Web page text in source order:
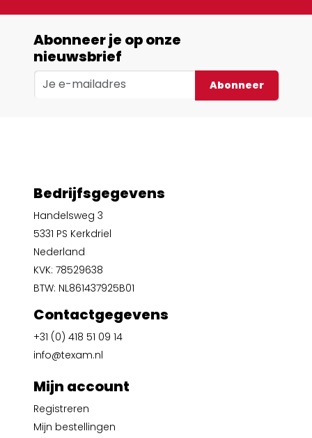
Abonneer je op onze
nieuwsbrief
Abonneer
Bedrijfsgegevens
Handelsweg 3
5331 PS Kerkdriel
Nederland
KVK: 78529638
BTW: NL861437925B01
Contactgegevens
+31 (0) 418 51 09 14
info@texam.nl
Mijn account
Registreren
Mijn bestellingen